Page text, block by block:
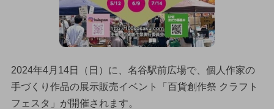
2024年4月14日（日）に、名谷駅前広場で、個人作家の
手づくり作品の展示販売イベント「百貨創作祭 クラフト
フェスタ」が開催されます。